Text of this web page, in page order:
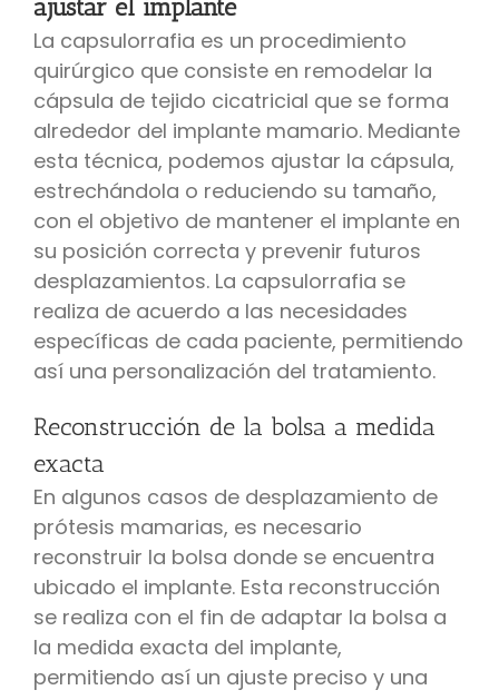
ajustar el implante
La capsulorrafia es un procedimiento
quirúrgico que consiste en remodelar la
cápsula de tejido cicatricial que se forma
alrededor del implante mamario. Mediante
esta técnica, podemos ajustar la cápsula,
estrechándola o reduciendo su tamaño,
con el objetivo de mantener el implante en
su posición correcta y prevenir futuros
desplazamientos. La capsulorrafia se
realiza de acuerdo a las necesidades
específicas de cada paciente, permitiendo
así una personalización del tratamiento.
Reconstrucción de la bolsa a medida
exacta
En algunos casos de desplazamiento de
prótesis mamarias, es necesario
reconstruir la bolsa donde se encuentra
ubicado el implante. Esta reconstrucción
se realiza con el fin de adaptar la bolsa a
la medida exacta del implante,
permitiendo así un ajuste preciso y una